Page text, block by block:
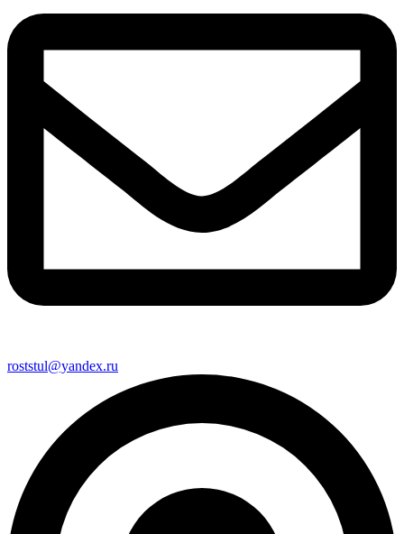
roststul@yandex.ru